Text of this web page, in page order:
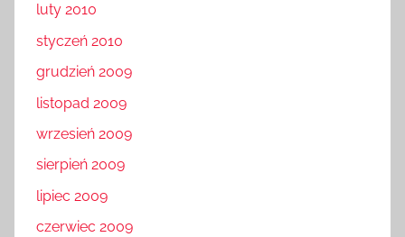
luty 2010
styczeń 2010
grudzień 2009
listopad 2009
wrzesień 2009
sierpień 2009
lipiec 2009
czerwiec 2009